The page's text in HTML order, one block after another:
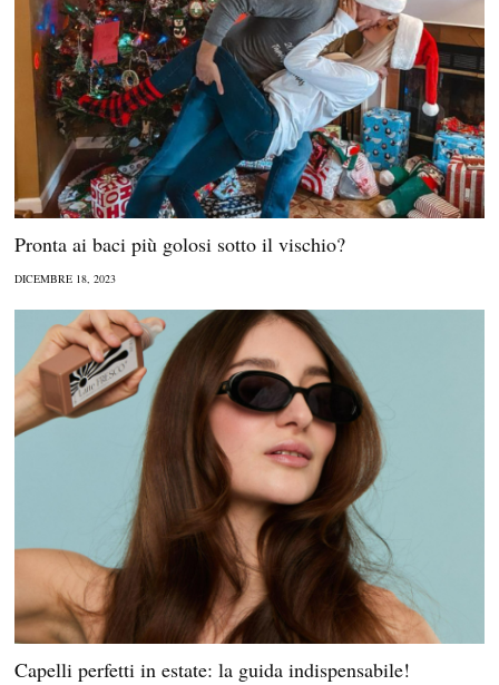
Pronta ai baci più golosi sotto il vischio?
DICEMBRE 18, 2023
Capelli perfetti in estate: la guida indispensabile!